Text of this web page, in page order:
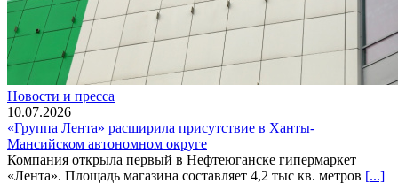
Новости и пресса
10.07.2026
«Группа Лента» расширила присутствие в Ханты-
Мансийском автономном округе
Компания открыла первый в Нефтеюганске гипермаркет
«Лента». Площадь магазина составляет 4,2 тыс кв. метров [...]